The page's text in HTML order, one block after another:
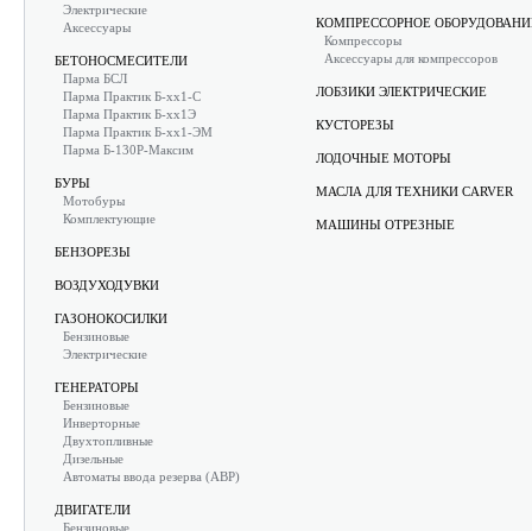
Электрические
Аксессуары
БЕТОНОСМЕСИТЕЛИ
Парма БСЛ
Парма Практик Б-хх1-С
Парма Практик Б-хх1Э
Парма Практик Б-хх1-ЭМ
Парма Б-130Р-Максим
БУРЫ
Мотобуры
Комплектующие
БЕНЗОРЕЗЫ
ВОЗДУХОДУВКИ
ГАЗОНОКОСИЛКИ
Бензиновые
Электрические
ГЕНЕРАТОРЫ
Бензиновые
Инверторные
Двухтопливные
Дизельные
Автоматы ввода резерва (АВР)
ДВИГАТЕЛИ
Бензиновые
КОМПРЕССОРНОЕ
Компрессоры
Аксессуары для компрессоров
ЛОБЗИКИ ЭЛЕКТРИЧЕСКИЕ
КУСТОРЕЗЫ
ЛОДОЧНЫЕ МОТОРЫ
МАСЛА ДЛЯ ТЕХНИКИ CARVER
МАШИНЫ ОТРЕЗНЫЕ